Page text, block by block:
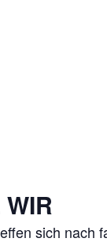
sich nach